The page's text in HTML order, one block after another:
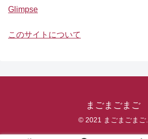
Glimpse
このサイトについて
まごまごまご
© 2021 まごまごまご.